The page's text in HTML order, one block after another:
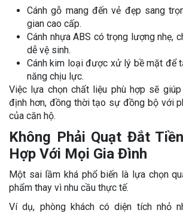
Cánh gỗ mang đến vẻ đẹp sang
gian cao cấp.
Cánh nhựa ABS có trọng lượng nhẹ,
dễ vệ sinh.
Cánh kim loại được xử lý bề mặt để
năng chịu lực.
Việc lựa chọn chất liệu phù hợp sẽ
định hơn, đồng thời tạo sự đồng bộ với
của căn hộ.
Không Phải Quạt Đắt
Hợp Với Mọi Gia Đình
Một sai lầm khá phổ biến là lựa chọn
phẩm thay vì nhu cầu thực tế.
Ví dụ, phòng khách có diện tích nhỏ